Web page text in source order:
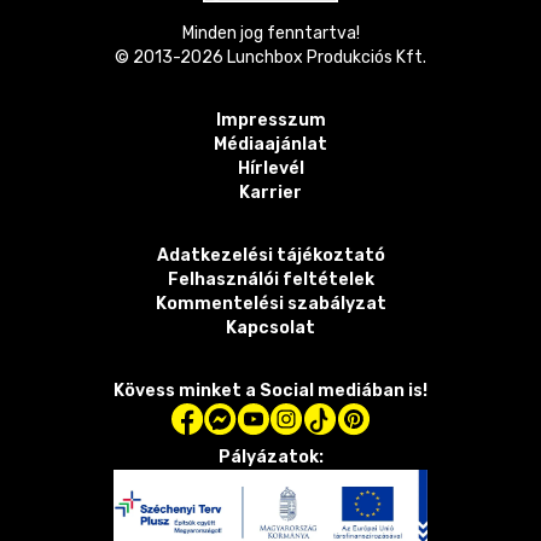
Minden jog fenntartva!
© 2013-2026 Lunchbox Produkciós Kft.
Impresszum
Médiaajánlat
Hírlevél
Karrier
Adatkezelési tájékoztató
Felhasználói feltételek
Kommentelési szabályzat
Kapcsolat
Kövess minket a Social mediában is!
Pályázatok: